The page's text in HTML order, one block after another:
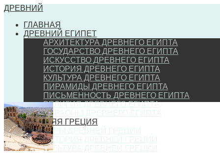
ДРЕВНИЙ
ГЛАВНАЯ
ДРЕВНИЙ ЕГИПЕТ
АРХИТЕКТУРА ДРЕВНЕГО ЕГИПТА
ГОСУДАРСТВО ДРЕВНЕГО ЕГИПТА
ИСКУССТВО ДРЕВНЕГО ЕГИПТА
ИСТОРИЯ ДРЕВНЕГО ЕГИПТА
КУЛЬТУРА ДРЕВНЕГО ЕГИПТА
ПИРАМИДЫ ДРЕВНЕГО ЕГИПТА
ПИСЬМЕННОСТЬ ДРЕВНЕГО ЕГИПТА
РЕЛИГИЯ ДРЕВНЕГО ЕГИПТА
ФАРАОНЫ ДРЕВНЕГО ЕГИПТА
ДРЕВНЯЯ ГРЕЦИЯ
ИГРЫ ДРЕВНЕЙ ГРЕЦИИ
ИСТОРИЯ ДРЕВНЕЙ ГРЕЦИИ
КУЛЬТУРА ДРЕВНЕЙ ГРЕЦИИ